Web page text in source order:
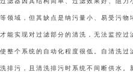
等领域，但其缺点是纳污量小、易受污
才能实现对过滤部分的清洗，无法监控过
使整个系统的自动化程度很低。自清洗
洗排污，且清洗排污时系统不间断供水